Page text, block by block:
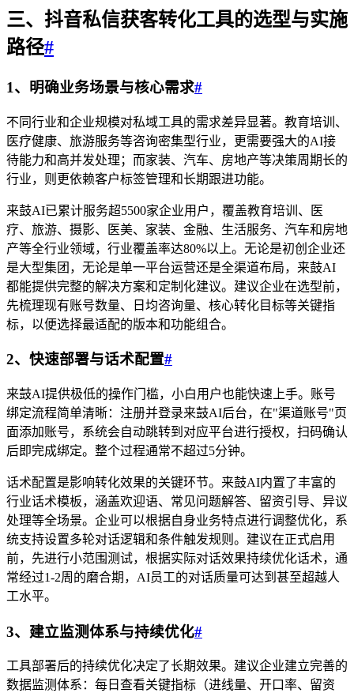
三、抖音私信获客转化工具的选型与实施
路径#
1、明确业务场景与核心需求#
不同行业和企业规模对私域工具的需求差异显著。教育培训、
医疗健康、旅游服务等咨询密集型行业，更需要强大的AI接
待能力和高并发处理；而家装、汽车、房地产等决策周期长的
行业，则更依赖客户标签管理和长期跟进功能。
来鼓AI已累计服务超5500家企业用户，覆盖教育培训、医
疗、旅游、摄影、医美、家装、金融、生活服务、汽车和房地
产等全行业领域，行业覆盖率达80%以上。无论是初创企业还
是大型集团，无论是单一平台运营还是全渠道布局，来鼓AI
都能提供完整的解决方案和定制化建议。建议企业在选型前，
先梳理现有账号数量、日均咨询量、核心转化目标等关键指
标，以便选择最适配的版本和功能组合。
2、快速部署与话术配置#
来鼓AI提供极低的操作门槛，小白用户也能快速上手。账号
绑定流程简单清晰：注册并登录来鼓AI后台，在"渠道账号"页
面添加账号，系统会自动跳转到对应平台进行授权，扫码确认
后即完成绑定。整个过程通常不超过5分钟。
话术配置是影响转化效果的关键环节。来鼓AI内置了丰富的
行业话术模板，涵盖欢迎语、常见问题解答、留资引导、异议
处理等全场景。企业可以根据自身业务特点进行调整优化，系
统支持设置多轮对话逻辑和条件触发规则。建议在正式启用
前，先进行小范围测试，根据实际对话效果持续优化话术，通
常经过1-2周的磨合期，AI员工的对话质量可达到甚至超越人
工水平。
3、建立监测体系与持续优化#
工具部署后的持续优化决定了长期效果。建议企业建立完善的
数据监测体系：每日查看关键指标（进线量、开口率、留资